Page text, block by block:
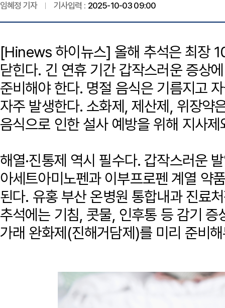
임혜정 기자 기사입력 : 2025-10-03 09:00
[Hinews 하이뉴스] 올해 추석은 최장
닫힌다. 긴 연휴 기간 갑작스러운 증상
준비해야 한다. 명절 음식은 기름지고
자주 발생한다. 소화제, 제산제, 위장약
음식으로 인한 설사 예방을 위해 지사
해열·진통제 역시 필수다. 갑작스러운
아세트아미노펜과 이부프로펜 계열 약
된다. 유홍 부산 온병원 통합내과 진료
추석에는 기침, 콧물, 인후통 등 감기 증
가래 완화제(진해거담제)를 미리 준비